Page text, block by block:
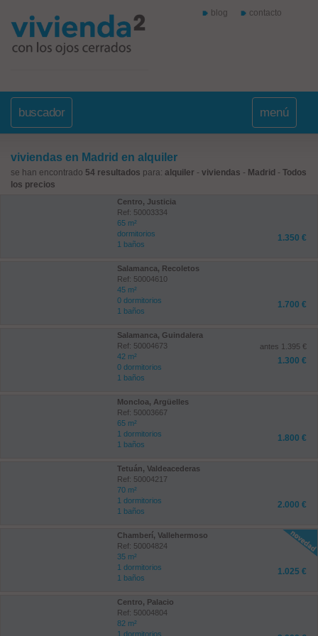
blog contacto
buscador menú
viviendas en Madrid en alquiler
se han encontrado 54 resultados para: alquiler - viviendas - Madrid - Todos
los precios
Centro, Justicia
Ref: 50003334
65 m²
dormitorios
1 baños
1.350 €
Salamanca, Recoletos
Ref: 50004610
45 m²
0 dormitorios
1 baños
1.700 €
Salamanca, Guindalera
Ref: 50004673
42 m²
0 dormitorios
1 baños
antes 1.395 €
1.300 €
Moncloa, Argüelles
Ref: 50003667
65 m²
1 dormitorios
1 baños
1.800 €
Tetuán, Valdeacederas
Ref: 50004217
70 m²
1 dormitorios
1 baños
2.000 €
Chamberí, Vallehermoso
Ref: 50004824
35 m²
1 dormitorios
1 baños
1.025 €
Centro, Palacio
Ref: 50004804
82 m²
1 dormitorios